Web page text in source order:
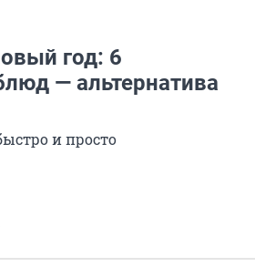
год: 6
— альтернатива
и просто